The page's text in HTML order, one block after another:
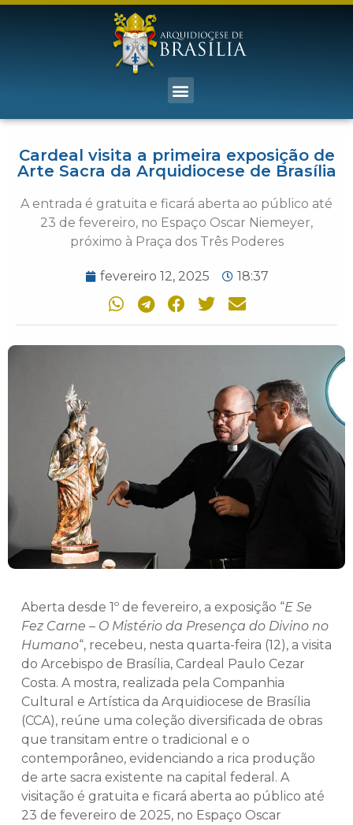
Cardeal visita a primeira exposição de
Arte Sacra da Arquidiocese de Brasília
A entrada é gratuita e ficará aberta ao público até
23 de fevereiro, no Espaço Oscar Niemeyer,
próximo à Praça dos Três Poderes
fevereiro 12, 2025 18:37
Aberta desde 1º de fevereiro, a exposição “E Se
Fez Carne – O Mistério da Presença do Divino no
Humano“, recebeu, nesta quarta-feira (12), a visita
do Arcebispo de Brasília, Cardeal Paulo Cezar
Costa. A mostra, realizada pela Companhia
Cultural e Artística da Arquidiocese de Brasília
(CCA), reúne uma coleção diversificada de obras
que transitam entre o tradicional e o
contemporâneo, evidenciando a rica produção
de arte sacra existente na capital federal. A
visitação é gratuita e ficará aberta ao público até
23 de fevereiro de 2025, no Espaço Oscar